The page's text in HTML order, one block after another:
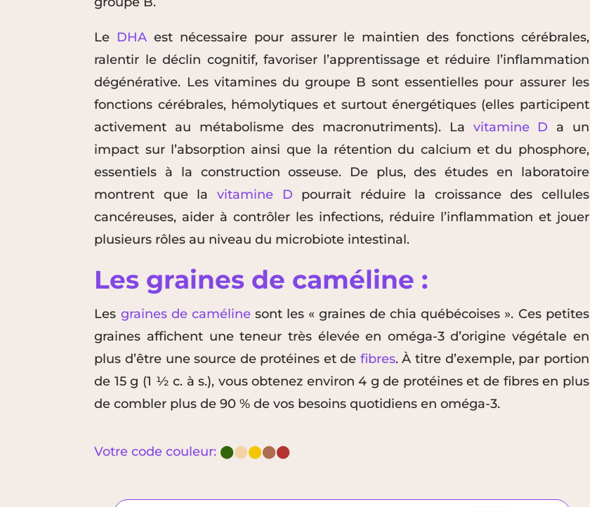
Le DHA est nécessaire pour assurer le maintien des fonctions cérébrales,
ralentir le déclin cognitif, favoriser l’apprentissage et réduire l’inflammation
dégénérative. Les vitamines du groupe B sont essentielles pour assurer les
fonctions cérébrales, hémolytiques et surtout énergétiques (elles participent
activement au métabolisme des macronutriments). La vitamine D a un
impact sur l’absorption ainsi que la rétention du calcium et du phosphore,
essentiels à la construction osseuse. De plus, des études en laboratoire
montrent que la vitamine D pourrait réduire la croissance des cellules
cancéreuses, aider à contrôler les infections, réduire l’inflammation et jouer
plusieurs rôles au niveau du microbiote intestinal.
Les graines de caméline :
Les graines de camélinesont les « graines de chia québécoises ». Ces petites
graines affichent une teneur très élevée en oméga-3 d’origine végétale en
plus d’être une source de protéines et de fibres. À titre d’exemple, par portion
de 15 g (1 ½ c. à s.), vous obtenez environ 4 g de protéines et de fibres en plus
de combler plus de 90 % de vos besoins quotidiens en oméga-3.
Votre code couleur: ⬤⬤⬤⬤⬤